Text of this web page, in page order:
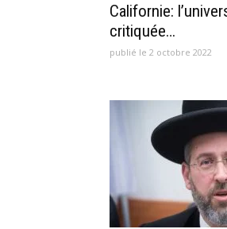
Californie:
critiquée…
publié le 2 octobre 2022